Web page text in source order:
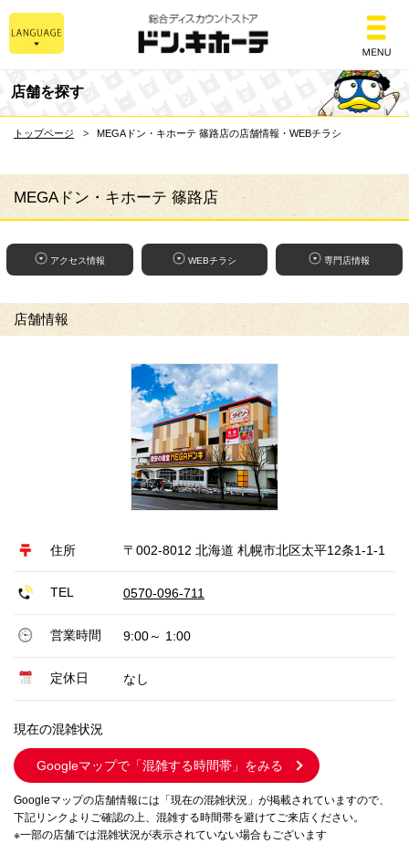
総合ディスカウント
店舗を探す
トップページ MEGAドン・キホーテ 篠路店の店舗情報・WEBチラシ
MEGAドン・キホーテ 篠路店
アクセス情報 WEBチラシ 専門店情報
店舗情報
住所 〒002-8012 北海道 札幌市北区太平12条1-1-1
TEL 0570-096-711
営業時間 9:00～ 1:00
定休日 なし
現在の混雑状況
Googleマップで 「混雑する時間帯」をみる
Googleマップの店舗情報には「現在の混雑状況」が掲載されていますので、
下記リンクよりご確認の上、混雑する時間帯を避けてご来店ください。
※一部の店舗では混雑状況が表示されていない場合もございます